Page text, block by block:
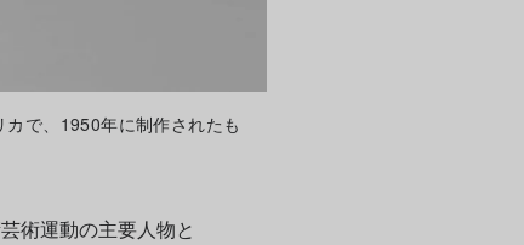
で、1950年に制作されたも
術運動の主要人物と